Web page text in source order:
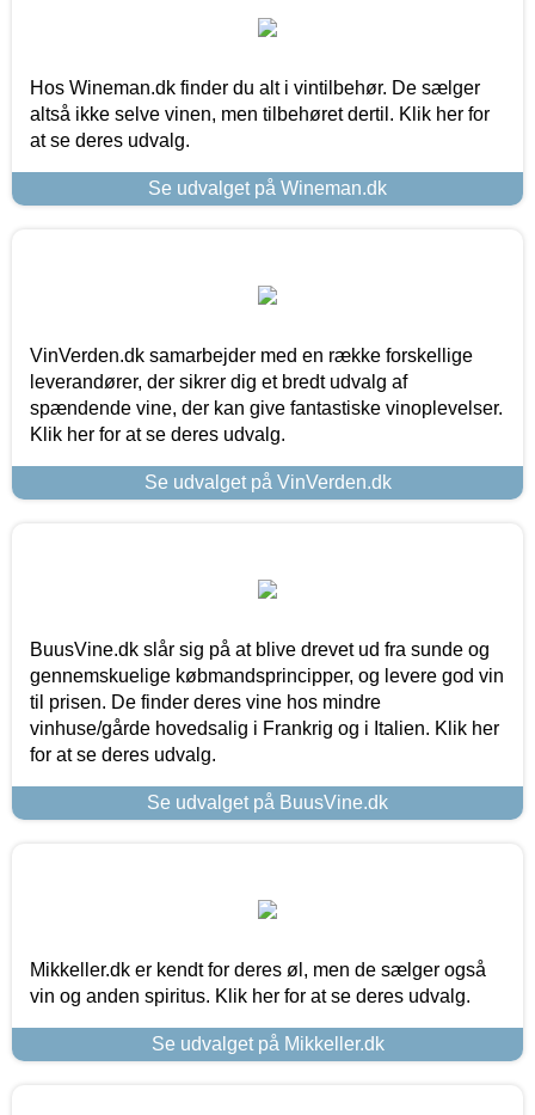
Hos Wineman.dk finder du alt i vintilbehør. De sælger
altså ikke selve vinen, men tilbehøret dertil. Klik her for
at se deres udvalg.
Se udvalget på Wineman.dk
VinVerden.dk samarbejder med en række forskellige
leverandører, der sikrer dig et bredt udvalg af
spændende vine, der kan give fantastiske vinoplevelser.
Klik her for at se deres udvalg.
Se udvalget på VinVerden.dk
BuusVine.dk slår sig på at blive drevet ud fra sunde og
gennemskuelige købmandsprincipper, og levere god vin
til prisen. De finder deres vine hos mindre
vinhuse/gårde hovedsalig i Frankrig og i Italien. Klik her
for at se deres udvalg.
Se udvalget på BuusVine.dk
Mikkeller.dk er kendt for deres øl, men de sælger også
vin og anden spiritus. Klik her for at se deres udvalg.
Se udvalget på Mikkeller.dk